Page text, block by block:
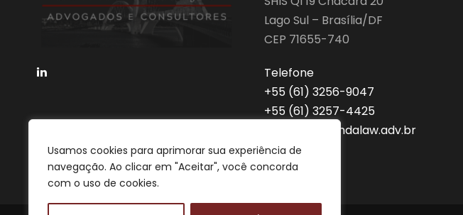
Usamos cookies para aprimorar sua experiência de
navegação. Ao clicar em "Aceitar", você concorda
com o uso de cookies.
Lago Sul – Brasília/DF
CEP 71655-740
Telefone
‎+55 (61) 3256-9047
‎+55 (61) 3257-4425
advocacia@mdalaw.adv.br